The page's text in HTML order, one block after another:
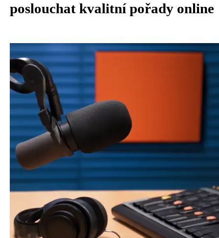
poslouchat kvalitní pořady online